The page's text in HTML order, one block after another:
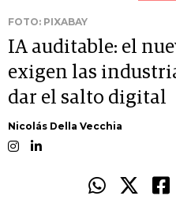
FOTO: PIXABAY
IA auditable: el
exigen las
dar el salto digital
Nicolás Della Vecchia